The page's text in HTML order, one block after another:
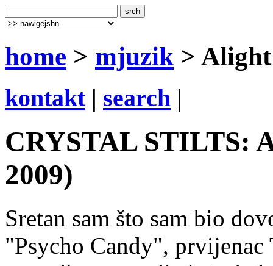
home > mjuzik >
kontakt| search |
CRYSTAL STILTS:
2009)
Sretan sam što sam bio
"Psycho Candy", prvijenac